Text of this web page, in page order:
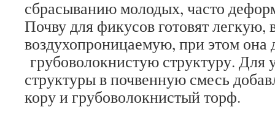
сбрасыванию молодых, часто
Почву для фикусов готовят легкую,
воздухопроницаемую, при этом она
грубоволокнистую структуру. Для
структуры в почвенную смесь
кору и грубоволокнистый торф.